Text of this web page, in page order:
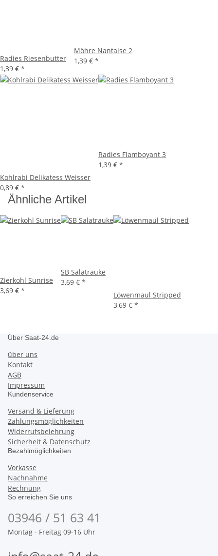
Radies Riesenbutter
1,39 € *
Möhre Nantaise 2
1,39 € *
Kohlrabi Delikatess Weisser
0,89 € *
Radies Flamboyant 3
1,39 € *
Ähnliche Artikel
Zierkohl Sunrise
3,69 € *
SB Salatrauke
3,69 € *
Löwenmaul Stripped
3,69 € *
Über Saat-24.de
über uns
Kontakt
AGB
Impressum
Kundenservice
Versand & Lieferung
Zahlungsmöglichkeiten
Widerrufsbelehrung
Sicherheit & Datenschutz
Bezahlmöglichkeiten
Vorkasse
Nachnahme
Rechnung
So erreichen Sie uns
03946 / 51 63 41
Montag - Freitag 09-16 Uhr